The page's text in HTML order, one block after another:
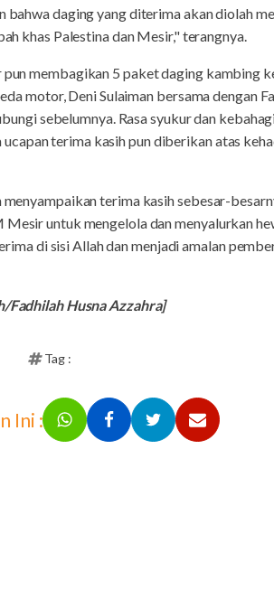
daging yang diterima akan diolah
khas Palestina dan Mesir," terangnya.
membagikan 5 paket daging kambing
motor, Deni Sulaiman bersama dengan
sebelumnya. Rasa syukur dan
terima kasih pun diberikan atas
terima kasih sebesar-
untuk mengelola dan menyalurkan
di sisi Allah dan menjadi amalan
Fadhilah Husna Azzahra]
Tag :
Ini :